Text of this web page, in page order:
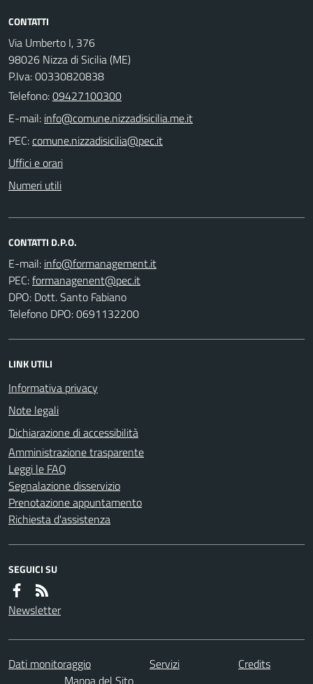
CONTATTI
Via Umberto I, 376
98026 Nizza di Sicilia (ME)
P.Iva: 00330820838
Telefono:09427100300
E-mail:
PEC:
Uffici e orari
Numeri utili
CONTATTI D.P.O.
E-mail:
PEC:
DPO: Dott. Santo Fabiano
Telefono DPO: 0691132200
LINK UTILI
Informativa privacy
Note legali
Dichiarazione di accessibilità
Amministrazione trasparente
Leggi le FAQ
Segnalazione disservizio
Prenotazione appuntamento
Richiesta d'assistenza
SEGUICI SU
Newsletter
Dati monitoraggio Servizi
Credits
Mappa del Sito